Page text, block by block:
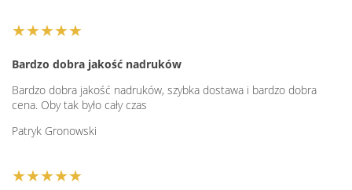
★★★★★
Bardzo dobra jakość nadruków
Bardzo dobra jakość nadruków, szybka dostawa i bardzo dobra
cena. Oby tak było cały czas
Patryk Gronowski
★★★★★